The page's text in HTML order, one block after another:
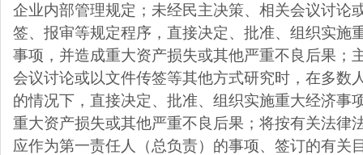
企业内部管理规定；未经民主决策、相关会议讨论
签、报审等规定程序，直接决定、批准、组织实施
事项，并造成重大资产损失或其他严重不良后果；
会议讨论或以文件传签等其他方式研究时，在多数
的情况下，直接决定、批准、组织实施重大经济事
重大资产损失或其他严重不良后果；将按有关法律
应作为第一责任人（总负责）的事项、签订的有关